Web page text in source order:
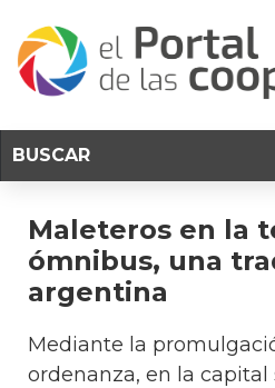
Maleteros en la
ómnibus, una
argentina
Mediante la
ordenanza, en la capital